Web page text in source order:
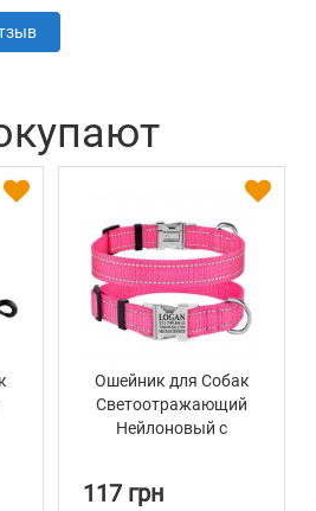
Ошейник для Собак
Светоотражающий
Нейлоновый с
Active Розовый
117 грн